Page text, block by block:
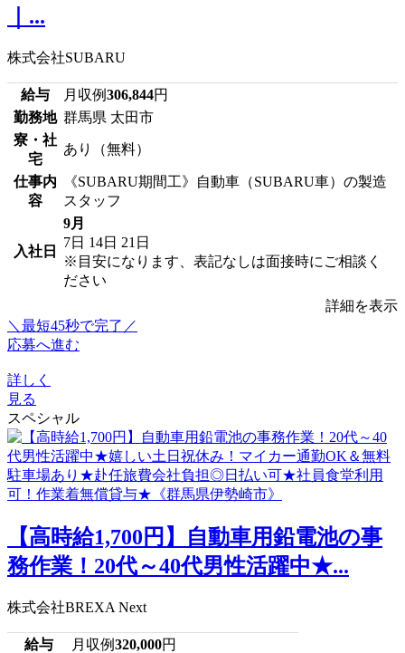
｜...
株式会社SUBARU
給与 月収例306,844円
勤務地 群馬県 太田市
寮・社
宅
あり（無料）
仕事内
容
《SUBARU期間工》自動車（SUBARU車）の製造
スタッフ
入社日
9月
7日 14日 21日
※目安になります、表記なしは面接時にご相談く
ださい
詳細を表示
＼最短45秒で完了／
応募へ進む
詳しく
見る
スペシャル
【高時給1,700円】自動車用鉛電池の事
務作業！20代～40代男性活躍中★...
株式会社BREXA Next
給与 月収例320,000円